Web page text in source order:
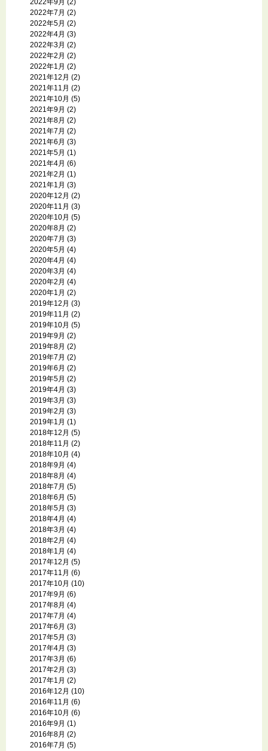
2022年9月 (2)
2022年7月 (2)
2022年5月 (2)
2022年4月 (3)
2022年3月 (2)
2022年2月 (2)
2022年1月 (2)
2021年12月 (2)
2021年11月 (2)
2021年10月 (5)
2021年9月 (2)
2021年8月 (2)
2021年7月 (2)
2021年6月 (3)
2021年5月 (1)
2021年4月 (6)
2021年2月 (1)
2021年1月 (3)
2020年12月 (2)
2020年11月 (3)
2020年10月 (5)
2020年8月 (2)
2020年7月 (3)
2020年5月 (4)
2020年4月 (4)
2020年3月 (4)
2020年2月 (4)
2020年1月 (2)
2019年12月 (3)
2019年11月 (2)
2019年10月 (5)
2019年9月 (2)
2019年8月 (2)
2019年7月 (2)
2019年6月 (2)
2019年5月 (2)
2019年4月 (3)
2019年3月 (3)
2019年2月 (3)
2019年1月 (1)
2018年12月 (5)
2018年11月 (2)
2018年10月 (4)
2018年9月 (4)
2018年8月 (4)
2018年7月 (5)
2018年6月 (5)
2018年5月 (3)
2018年4月 (4)
2018年3月 (4)
2018年2月 (4)
2018年1月 (4)
2017年12月 (5)
2017年11月 (6)
2017年10月 (10)
2017年9月 (6)
2017年8月 (4)
2017年7月 (4)
2017年6月 (3)
2017年5月 (3)
2017年4月 (3)
2017年3月 (6)
2017年2月 (3)
2017年1月 (2)
2016年12月 (10)
2016年11月 (6)
2016年10月 (6)
2016年9月 (1)
2016年8月 (2)
2016年7月 (5)